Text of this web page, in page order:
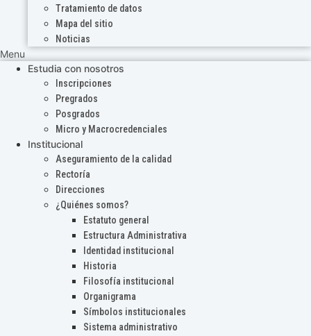
Tratamiento de datos
Mapa del sitio
Noticias
Menu
Estudia con nosotros
Inscripciones
Pregrados
Posgrados
Micro y Macrocredenciales
Institucional
Aseguramiento de la calidad
Rectoría
Direcciones
¿Quiénes somos?
Estatuto general
Estructura Administrativa
Identidad institucional
Historia
Filosofía institucional
Organigrama
Símbolos institucionales
Sistema administrativo